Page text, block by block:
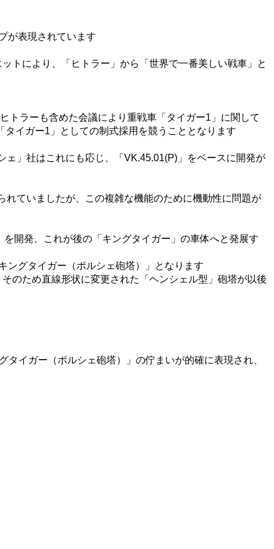
が表現されています
トにより、「ヒトラー」から「世界で一番美しい戦車」と
トラーも含めた会議により重戦車「タイガー1」に関して
イガー1」としての制式採用を競うこととなります
」社はこれにも応じ、「VK.45.01(P)」をベースに開発が
ていましたが、この複雑な機能のために機動性に問題が
開発、これが後の「キングタイガー」の車体へと発展す
ングタイガー（ポルシェ砲塔）」となります
のため直線形状に変更された「ヘンシェル型」砲塔が以後
イガー（ポルシェ砲塔）」の佇まいが的確に表現され、